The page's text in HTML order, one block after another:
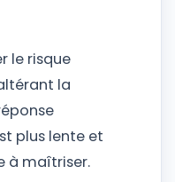
le risque
la
plus lente et
à maîtriser.